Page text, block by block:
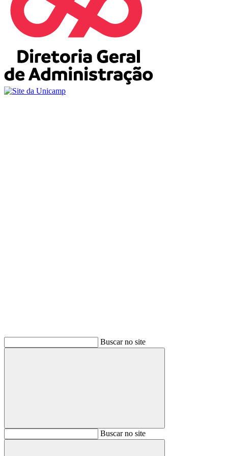
Buscar no site
BuscarBuscar no site